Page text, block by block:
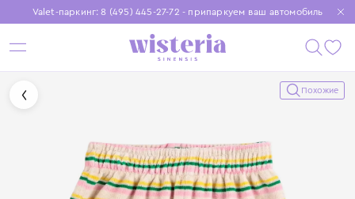
Valet-паркинг: 8 (495) 445-27-72 - припаркуем ваш автомобиль
Бесплатная доставка при заказе от 15 000 ₽
Установите приложение, чтобы покупки были еще удобнее
Похожие